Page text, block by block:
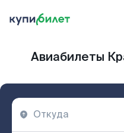
Авиабилеты